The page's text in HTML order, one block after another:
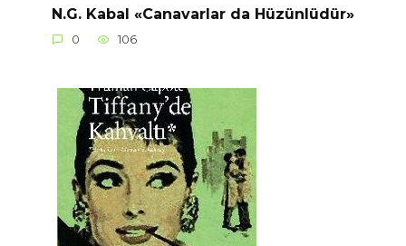
N.G. Kabal «Canavarlar da Hüzünlüdür»
0 106